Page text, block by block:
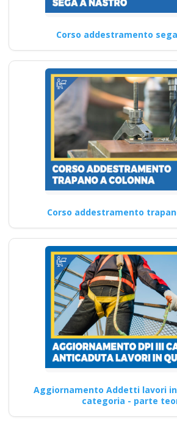
Corso addestramento
Corso addestramento
Aggiornamento Addetti lavori in
categoria - parte